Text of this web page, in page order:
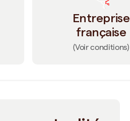
Entreprise
française
(Voir conditions)